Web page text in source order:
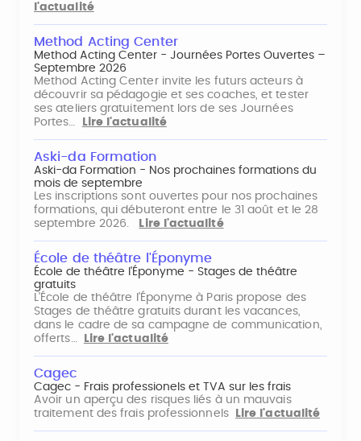
l'actualité
Method Acting Center
Method Acting Center - Journées Portes Ouvertes –
Septembre 2026
Method Acting Center invite les futurs acteurs à
découvrir sa pédagogie et ses coaches, et tester
ses ateliers gratuitement lors de ses Journées
Portes…
Lire l'actualité
Aski-da Formation
Aski-da Formation - Nos prochaines formations du
mois de septembre
Les inscriptions sont ouvertes pour nos prochaines
formations, qui débuteront entre le 31 août et le 28
septembre 2026.
Lire l'actualité
École de théâtre l'Éponyme
École de théâtre l'Éponyme - Stages de théâtre
gratuits
L'École de théâtre l'Éponyme à Paris propose des
Stages de théâtre gratuits durant les vacances,
dans le cadre de sa campagne de communication,
offerts…
Lire l'actualité
Cagec
Cagec - Frais professionels et TVA sur les frais
Avoir un aperçu des risques liés à un mauvais
traitement des frais professionnels
Lire l'actualité